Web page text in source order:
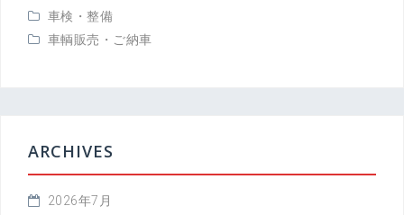
車検・整備
車輌販売・ご納車
ARCHIVES
2026年7月